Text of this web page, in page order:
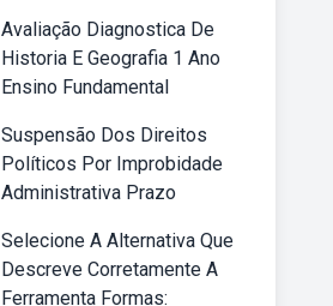
Avaliação Diagnostica De
Historia E Geografia 1 Ano
Ensino Fundamental
Suspensão Dos Direitos
Políticos Por Improbidade
Administrativa Prazo
Selecione A Alternativa Que
Descreve Corretamente A
Ferramenta Formas: